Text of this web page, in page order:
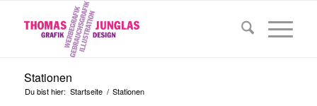
Stationen
Du bist hier: Startseite / Stationen